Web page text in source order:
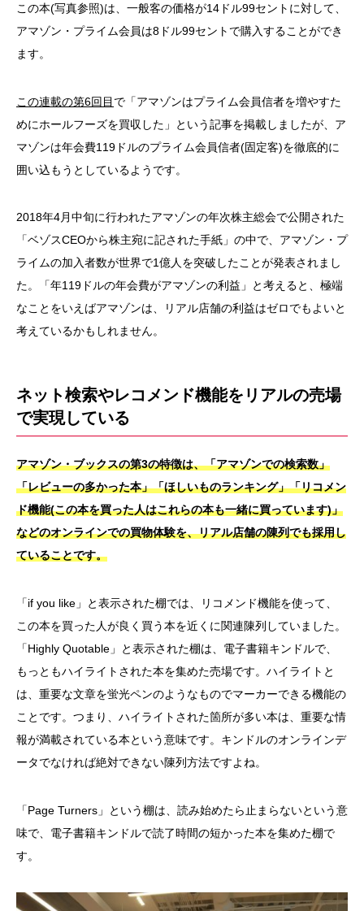
この本(写真参照)は、一般客の価格が14ドル99セントに対して、
アマゾン・プライム会員は8ドル99セントで購入することができ
ます。
この連載の第6回目 で「アマゾンはプライム会員信者を増やすた
めにホールフーズを買収した」という記事を掲載しましたが、ア
マゾンは年会費119ドルのプライム会員信者(固定客)を徹底的に
囲い込もうとしているようです。
2018年4月中旬に行われたアマゾンの年次株主総会で公開された
「ベゾスCEOから株主宛に記された手紙」の中で、アマゾン・プ
ライムの加入者数が世界で1億人を突破したことが発表されまし
た。「年119ドルの年会費がアマゾンの利益」と考えると、極端
なことをいえばアマゾンは、リアル店舗の利益はゼロでもよいと
考えているかもしれません。
ネット検索やレコメンド機能をリアルの売場
で実現している
アマゾン・ブックスの第3の特徴は、「アマゾンでの検索数」
「レビューの多かった本」「ほしいものランキング」「リコメン
ド機能(この本を買った人はこれらの本も一緒に買っています)」
などのオンラインでの買物体験を、リアル店舗の陳列でも採用し
ていることです。
「if you like」と表示された棚では、リコメンド機能を使って、
この本を買った人が良く買う本を近くに関連陳列していました。
「Highly Quotable」と表示された棚は、電子書籍キンドルで、
もっともハイライトされた本を集めた売場です。ハイライトと
は、重要な文章を蛍光ペンのようなものでマーカーできる機能の
ことです。つまり、ハイライトされた箇所が多い本は、重要な情
報が満載されている本という意味です。キンドルのオンラインデ
ータでなければ絶対できない陳列方法ですよね。
「Page Turners」という棚は、読み始めたら止まらないという意
味で、電子書籍キンドルで読了時間の短かった本を集めた棚で
す。